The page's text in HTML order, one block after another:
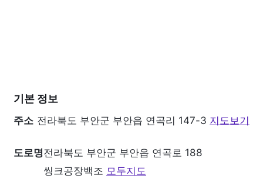
기본 정보
주소 전라북도 부안군 부안읍 연곡리 147-3 지도보기
도로명전라북도 부안군 부안읍 연곡로 188
씽크공장백조 모두지도